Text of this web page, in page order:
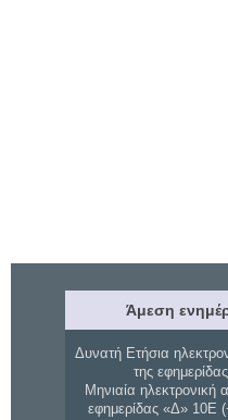
Άμεση
Δυνατή Ετήσια
της
Μηνιαία ηλεκτρονική
εφημερίδας «Δ»